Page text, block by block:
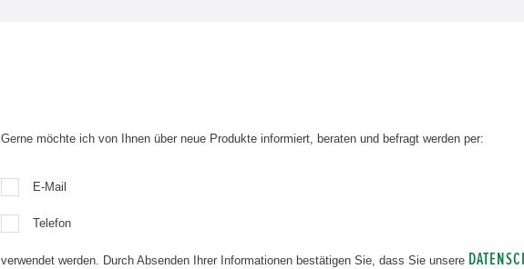
Gerne möchte ich von Ihnen über neue Produkte informiert, beraten und befragt werden per:
E-Mail
Telefon
verwendet werden. Durch Absenden Ihrer Informationen bestätigen Sie, dass Sie unsere